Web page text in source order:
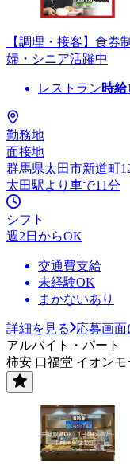
【調理・接客】食
婦・シニア活躍中
レストラン時給
勤務地
面接地
群馬県太田市新道町
太田駅より車で11分
シフト
週2日からOK
交通費支給
未経験OK
まかないあり
詳細を見る
応募画面
アルバイト・パート
柿安 口福堂 イオン